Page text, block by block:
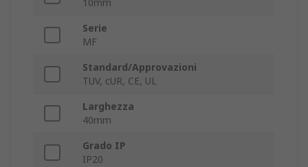
10mm
Serie
MF
Standard/Approvazioni
TUV, cUR, CE, UL
Larghezza
40mm
Grado IP
IP20